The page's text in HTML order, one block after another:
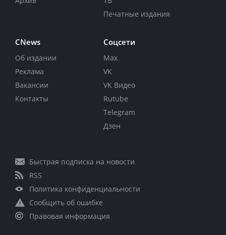
Печатные издания
CNews
Об издании
Реклама
Вакансии
Контакты
Соцсети
Max
VK
VK Видео
Rutube
Telegram
Дзен
Быстрая подписка на новости
RSS
Политика конфиденциальности
Сообщить об ошибке
Правовая информация